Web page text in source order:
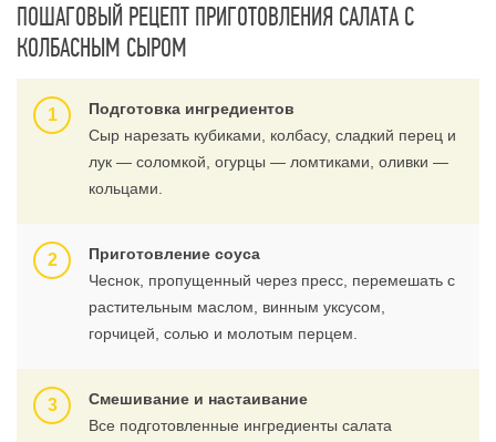
ПОШАГОВЫЙ РЕЦЕПТ ПРИГОТОВЛЕНИЯ САЛАТА С
КОЛБАСНЫМ СЫРОМ
Подготовка ингредиентов
Сыр нарезать кубиками, колбасу, сладкий перец и
лук — соломкой, огурцы — ломтиками, оливки —
кольцами.
Приготовление соуса
Чеснок, пропущенный через пресс, перемешать с
растительным маслом, винным уксусом,
горчицей, солью и молотым перцем.
Смешивание и настаивание
Все подготовленные ингредиенты салата